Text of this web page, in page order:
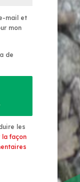
mail et
mon
de
les
la façon